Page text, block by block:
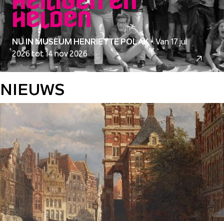
helden
NU IN MUSEUM HENRIETTE POLAK•Van 17 jul
2026 tot 14 nov 2026
NIEUWS